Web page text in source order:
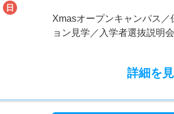
日
Xmasオープンキャンパス
ョン見学／入学者選抜説明
詳細を